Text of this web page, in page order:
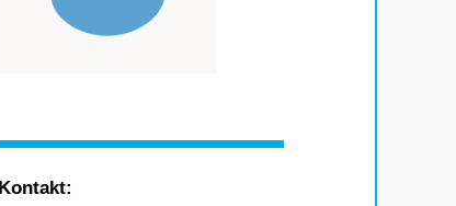
Kontakt: